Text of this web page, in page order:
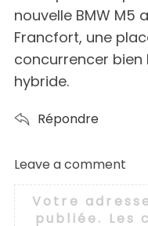
nouvelle BMW M5
Francfort, une
concurrencer bien
hybride.
Répondre
L
e
a
Leave a comment
Votre
publiée. Les